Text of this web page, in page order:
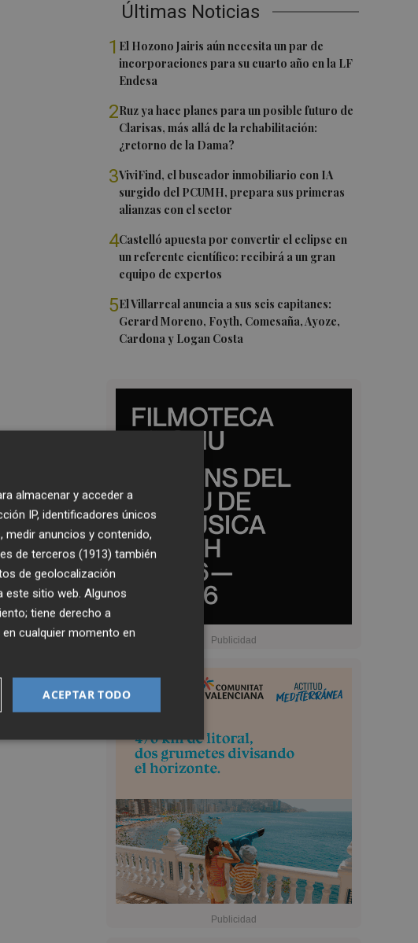
Últimas Noticias
1 El Hozono Jairis aún necesita un par de
incorporaciones para su cuarto año en la LF
Endesa
2Ruz ya hace planes para un posible futuro de
Clarisas, más allá de la rehabilitación:
¿retorno de la Dama?
3ViviFind, el buscador inmobiliario con IA
surgido del PCUMH, prepara sus primeras
alianzas con el sector
4Castelló apuesta por convertir el eclipse en
un referente científico: recibirá a un gran
equipo de expertos
5El Villarreal anuncia a sus seis capitanes:
Gerard Moreno, Foyth, Comesaña, Ayoze,
Cardona y Logan Costa
almacenar y acceder a
IP, identificadores únicos
anuncios y contenido,
de terceros (1913) también
de geolocalización
este sitio web. Algunos
tiene derecho a
cualquier momento en
ACEPTAR TODO